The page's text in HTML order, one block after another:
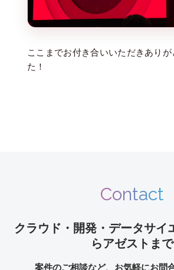
ここまでお付き合いいただきあり
た！
Contact
クラウド・開発・データサイ
らアゼストまで
案件のご相談など、お気軽にお問